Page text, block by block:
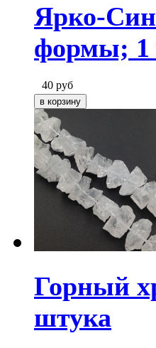
Ярко-
формы; 1
40 руб
Горный
штука